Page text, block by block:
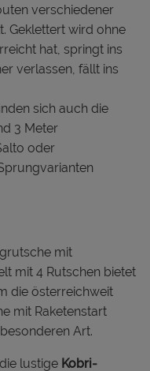
verschiedener
Geklettert wird ohne
hat, springt ins
verlassen, fällt ins
sich auch die
3 Meter
oder
mit
mit 4 Rutschen bietet
die österreichweit
mit Raketenstart
Art.
lustige Kobri-